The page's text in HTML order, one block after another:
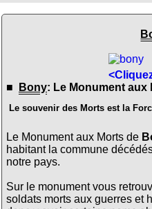
■
Bony: Le Monument aux
Le souvenir des Morts est la
Le Monument aux Morts de
habitant la commune
notre pays.
Sur le monument vous
soldats morts aux guerres et